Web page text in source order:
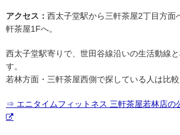
アクセス： 西太子堂駅から三軒茶屋2丁目方面
軒茶屋1Fへ。
西太子堂駅寄りで、世田谷線沿いの生活動線
す。
若林方面・三軒茶屋西側で探している人は比較
⇒ エニタイムフィットネス 三軒茶屋若林店の